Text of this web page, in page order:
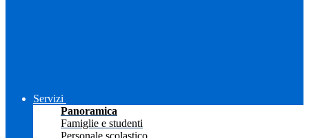
Servizi
Panoramica
Famiglie e studenti